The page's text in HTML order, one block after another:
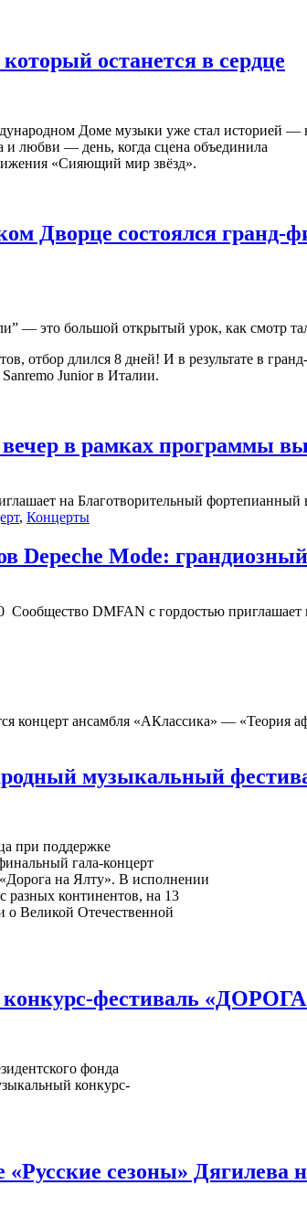
останется в сердце
Доме музыки уже стал историей —
и любви — день, когда сцена объединила
«Сияющий мир звёзд».
Дворце состоялся
— это большой открытый урок, как смотр
отбор длился 8 дней! И в результате в
Junior в Италии.
вечер в рамках
на Благотворительный фортепианный
, Концерты
Depeche Mode:
DMFAN с гордостью приглашает
ансамбля «АКлассика» — «Теория
музыкальный
при поддержке
гала-концерт
на Ялту». В исполнении
разных континентов, на 13
о Великой Отечественной
фестиваль
фонда
конкурс-
сезоны» Дягилева